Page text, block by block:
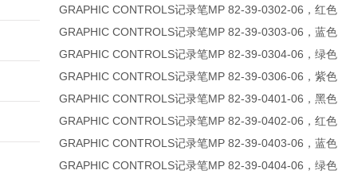
GRAPHIC CONTROLS记录笔MP 82-39-0302-06，红色
GRAPHIC CONTROLS记录笔MP 82-39-0303-06，蓝色
GRAPHIC CONTROLS记录笔MP 82-39-0304-06，绿色
GRAPHIC CONTROLS记录笔MP 82-39-0306-06，紫色
GRAPHIC CONTROLS记录笔MP 82-39-0401-06，黑色
GRAPHIC CONTROLS记录笔MP 82-39-0402-06，红色
GRAPHIC CONTROLS记录笔MP 82-39-0403-06，蓝色
GRAPHIC CONTROLS记录笔MP 82-39-0404-06，绿色